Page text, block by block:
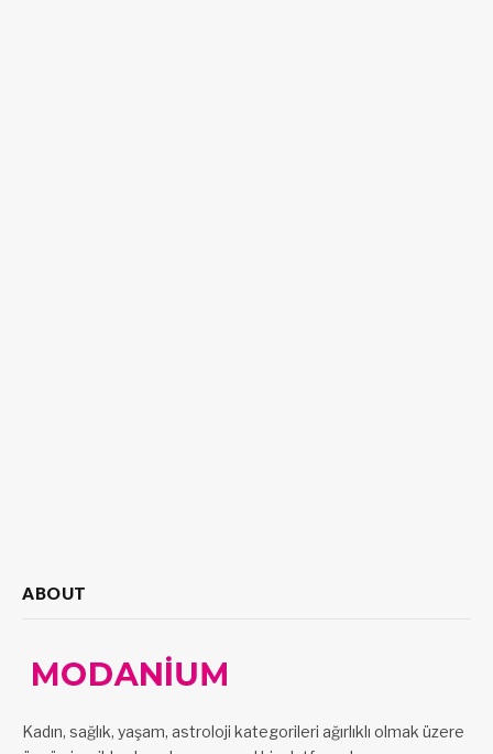
ABOUT
Kadın, sağlık, yaşam, astroloji kategorileri ağırlıklı olmak üzere